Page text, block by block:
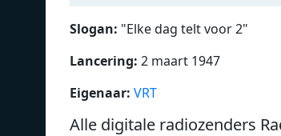
Slogan: "Elke dag telt voor 2"
Lancering: 2 maart 1947
Eigenaar: VRT
Alle digitale radiozenders